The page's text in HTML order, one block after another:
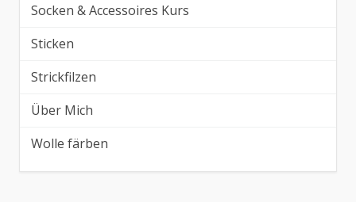
Socken & Accessoires Kurs
Sticken
Strickfilzen
Über Mich
Wolle färben